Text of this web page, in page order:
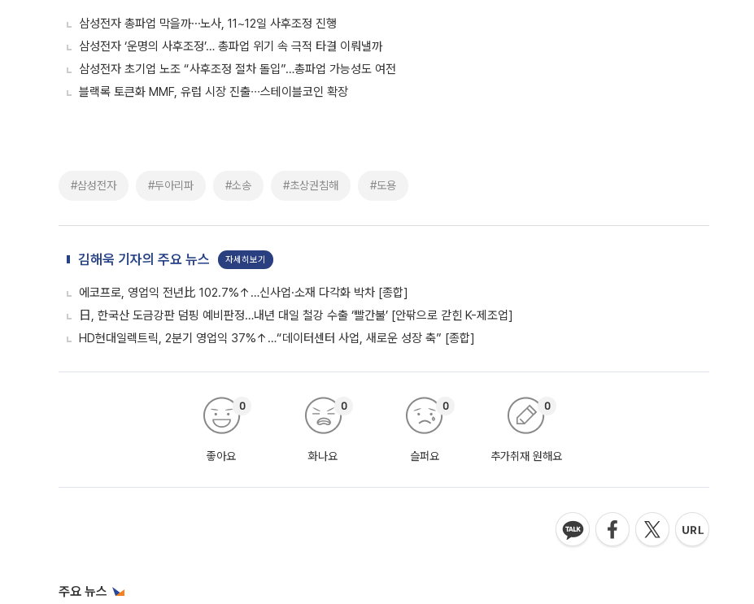
삼성전자 총파업 막을까⋯노사, 11~12일 사후조정 진행
삼성전자 ‘운명의 사후조정’… 총파업 위기 속 극적 타결 이뤄낼까
삼성전자 초기업 노조 “사후조정 절차 돌입”…총파업 가능성도 여전
블랙록 토큰화 MMF, 유럽 시장 진출∙∙∙스테이블코인 확장
#삼성전자 #두아리파 #소송 #초상권침해 #도용
김해욱 기자의 주요 뉴스 자세히보기
에코프로, 영업익 전년比 102.7%↑…신사업·소재 다각화 박차 [종합]
日, 한국산 도금강판 덤핑 예비판정…내년 대일 철강 수출 ‘빨간불’ [안팎으로 갇힌 K-제조업]
HD현대일렉트릭, 2분기 영업익 37%↑…“데이터센터 사업, 새로운 성장 축” [종합]
좋아요
0
화나요
0
슬퍼요
0
추가취재 원해요
0
주요 뉴스